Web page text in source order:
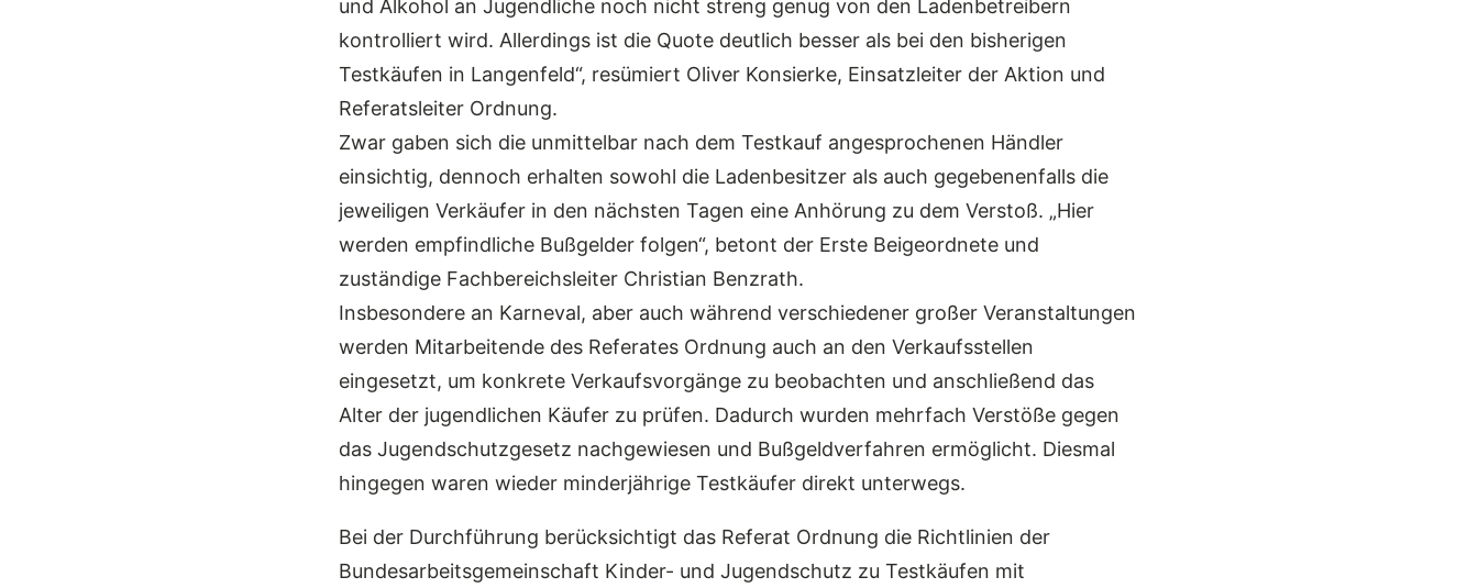
und Alkohol an Jugendliche noch nicht streng genug von den Ladenbetreibern
kontrolliert wird. Allerdings ist die Quote deutlich besser als bei den bisherigen
Testkäufen in Langenfeld“, resümiert Oliver Konsierke, Einsatzleiter der Aktion und
Referatsleiter Ordnung.
Zwar gaben sich die unmittelbar nach dem Testkauf angesprochenen Händler
einsichtig, dennoch erhalten sowohl die Ladenbesitzer als auch gegebenenfalls die
jeweiligen Verkäufer in den nächsten Tagen eine Anhörung zu dem Verstoß. „Hier
werden empfindliche Bußgelder folgen“, betont der Erste Beigeordnete und
zuständige Fachbereichsleiter Christian Benzrath.
Insbesondere an Karneval, aber auch während verschiedener großer Veranstaltungen
werden Mitarbeitende des Referates Ordnung auch an den Verkaufsstellen
eingesetzt, um konkrete Verkaufsvorgänge zu beobachten und anschließend das
Alter der jugendlichen Käufer zu prüfen. Dadurch wurden mehrfach Verstöße gegen
das Jugendschutzgesetz nachgewiesen und Bußgeldverfahren ermöglicht. Diesmal
hingegen waren wieder minderjährige Testkäufer direkt unterwegs.
Bei der Durchführung berücksichtigt das Referat Ordnung die Richtlinien der
Bundesarbeitsgemeinschaft Kinder- und Jugendschutz zu Testkäufen mit